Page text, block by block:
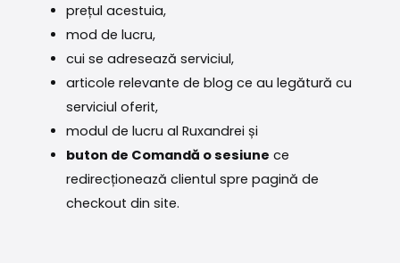
prețul acestuia,
mod de lucru,
cui se adresează serviciul,
articole relevante de blog ce au legătură cu
serviciul oferit,
modul de lucru al Ruxandrei și
buton de Comandă o sesiune ce
redirecționează clientul spre pagină de
checkout din site.